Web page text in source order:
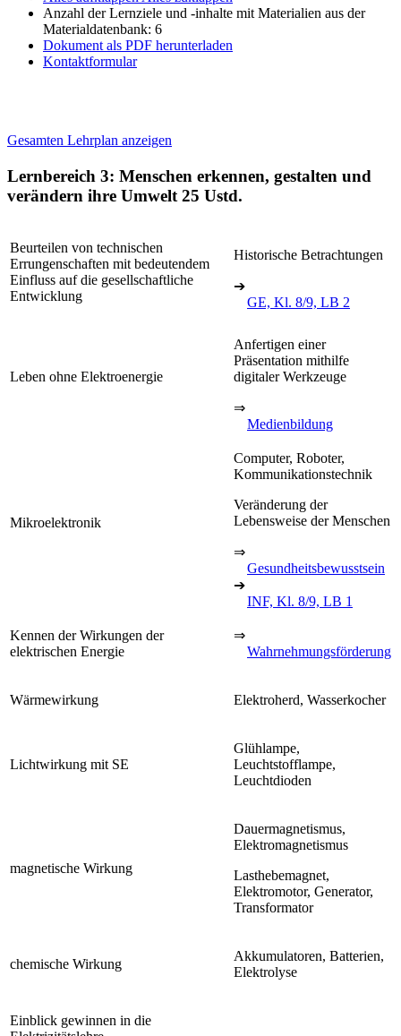
Anzahl der Lernziele und -inhalte mit Materialien aus der
Materialdatenbank: 6
Dokument als PDF herunterladen
Kontaktformular
Gesamten Lehrplan anzeigen
Lernbereich 3: Menschen erkennen, gestalten und
verändern ihre Umwelt 25 Ustd.
Beurteilen von technischen
Errungenschaften mit bedeutendem
Einfluss auf die gesellschaftliche
Entwicklung
Historische Betrachtungen
➔
GE, Kl. 8/9, LB 2
Leben ohne Elektroenergie
Anfertigen einer
Präsentation mithilfe
digitaler Werkzeuge
⇒
Medienbildung
Mikroelektronik
Computer, Roboter,
Kommunikationstechnik
Veränderung der
Lebensweise der Menschen
⇒
Gesundheitsbewusstsein
➔
INF, Kl. 8/9, LB 1
Kennen der Wirkungen der
elektrischen Energie
⇒
Wahrnehmungsförderung
Wärmewirkung Elektroherd, Wasserkocher
Lichtwirkung mit SE
Glühlampe,
Leuchtstofflampe,
Leuchtdioden
magnetische Wirkung
Dauermagnetismus,
Elektromagnetismus
Lasthebemagnet,
Elektromotor, Generator,
Transformator
chemische Wirkung
Akkumulatoren, Batterien,
Elektrolyse
Einblick gewinnen in die